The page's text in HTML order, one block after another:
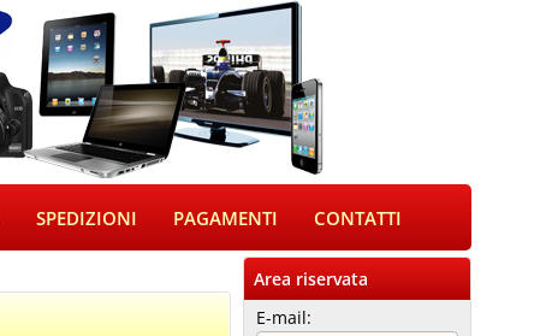
SPEDIZIONI PAGAMENTI CONTATTI
Area riservata
E-mail: